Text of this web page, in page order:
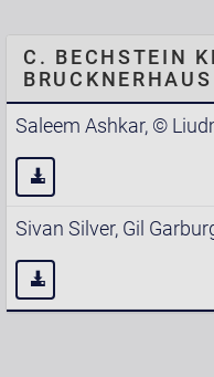
C. BECHSTEIN
Saleem Ashkar, ©
Sivan Silver, Gil